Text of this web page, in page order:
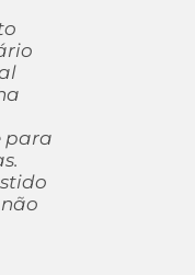
para